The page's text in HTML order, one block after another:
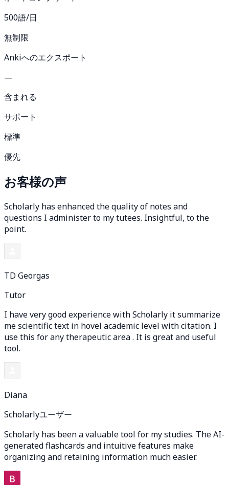
500語/日
無制限
Ankiへのエクスポート
—
含まれる
サポート
標準
優先
お客様の声
Scholarly has enhanced the quality of notes and
questions I administer to my tutees. Insightful, to the
point.
TD Georgas
Tutor
I have very good experience with Scholarly it summarize
me scientific text in hovel academic level with citation. I
use this for any therapeutic area . It is great and useful
tool.
Diana
Scholarlyユーザー
Scholarly has been a valuable tool for my studies. The AI-
generated flashcards and intuitive features make
organizing and retaining information much easier.